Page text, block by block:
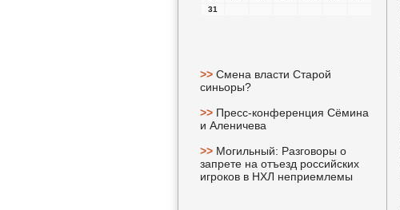
31
>> Смена власти Старой
синьоры?
>> Пресс-конференция Сёмина
и Аленичева
>> Могильный: Разговоры о
запрете на отъезд российских
игроков в НХЛ неприемлемы